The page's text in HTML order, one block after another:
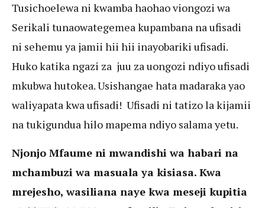
Tusichoelewa ni kwamba haohao viongozi wa
Serikali tunaowategemea kupambana na ufisadi
ni sehemu ya jamii hii hii inayobariki ufisadi.
Huko katika ngazi za juu za uongozi ndiyo ufisadi
mkubwa hutokea. Usishangae hata madaraka yao
waliyapata kwa ufisadi! Ufisadi ni tatizo la kijamii
na tukigundua hilo mapema ndiyo salama yetu.
Njonjo Mfaume ni mwandishi wa habari na
mchambuzi wa masuala ya kisiasa. Kwa
mrejesho, wasiliana naye kwa meseji kupitia